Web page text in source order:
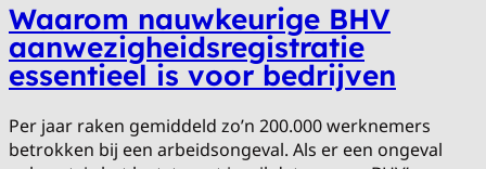
Waarom nauwkeurige BHV
aanwezigheidsregistratie
essentieel is voor bedrijven
Per jaar raken gemiddeld zo’n 200.000 werknemers
betrokken bij een arbeidsongeval. Als er een ongeval